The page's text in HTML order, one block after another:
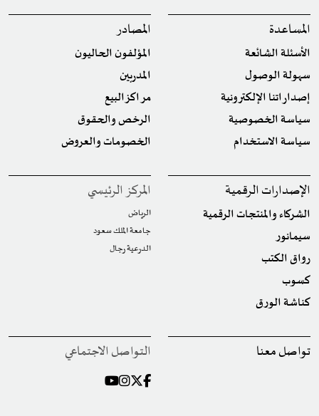
المساعدة
الأسئلة الشائعة
سهولة الوصول
إصداراتنا الإلكترونية
سياسة الخصوصية
سياسة الاستخدام
المصادر
المؤلفون الحاليون
المدربين
مراكز البيع
الرخص والحقوق
الخصومات والعروض
الإصدارات الرقمية
الشركاء والمنتجات الرقمية
سيمانور
رواق الكتب
كسوب
كناشة الورق
المركز الرئيسي
الرياض
جامعة الملك سعود
الدرعية رجال
تواصل معنا التواصل الاجتماعي